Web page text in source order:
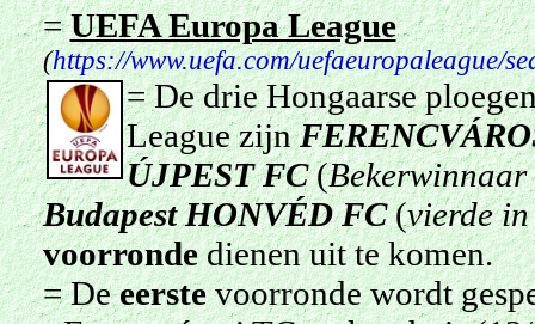
=UEFA Europa League
(https://www.uefa.com/uefaeuropaleague/
= De drie Hongaarse
League zijn
ÚJPEST FC(Bekerwinnaar
Budapest HONVÉD FC (vierde
voorrondedienen uit te komen.
= Deeerstevoorronde wordt